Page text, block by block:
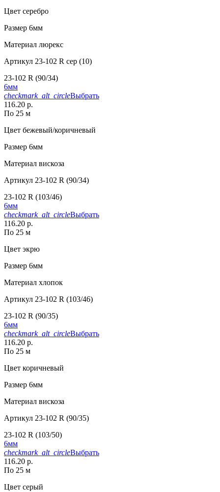
Цвет серебро
Размер 6мм
Материал люрекс
Артикул 23-102 R сер (10)
23-102 R (90/34)
6мм
checkmark_alt_circleВыбрать
116.20 р.
По 25 м
Цвет бежевый/коричневый
Размер 6мм
Материал вискоза
Артикул 23-102 R (90/34)
23-102 R (103/46)
6мм
checkmark_alt_circleВыбрать
116.20 р.
По 25 м
Цвет экрю
Размер 6мм
Материал хлопок
Артикул 23-102 R (103/46)
23-102 R (90/35)
6мм
checkmark_alt_circleВыбрать
116.20 р.
По 25 м
Цвет коричневый
Размер 6мм
Материал вискоза
Артикул 23-102 R (90/35)
23-102 R (103/50)
6мм
checkmark_alt_circleВыбрать
116.20 р.
По 25 м
Цвет серый